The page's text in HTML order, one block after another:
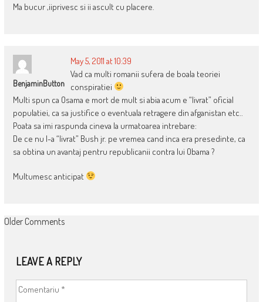
Ma bucur ,iiprivesc si ii ascult cu placere.
BenjaminButton
May 5, 2011 at 10:39
Vad ca multi romanii sufera de boala teoriei
conspiratiei
Multi spun ca Osama e mort de mult si abia acum e “livrat” oficial
populatiei, ca sa justifice o eventuala retragere din afganistan etc..
Poata sa imi raspunda cineva la urmatoarea intrebare:
De ce nu l-a “livrat” Bush jr. pe vremea cand inca era presedinte, ca
sa obtina un avantaj pentru republicanii contra lui Obama ?
Multumesc anticipat
COMMENT
Older Comments
LEAVE A REPLY